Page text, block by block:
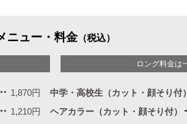
ニュー・料金（税込）
ロング料金は
1,870円 中学・高校生（カット・顔そり付）
1,210円 ヘアカラー（カット・顔そり付）